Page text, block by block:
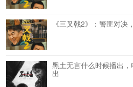
《三叉戟2》：警匪对决
黑土无言什么时候播出
出